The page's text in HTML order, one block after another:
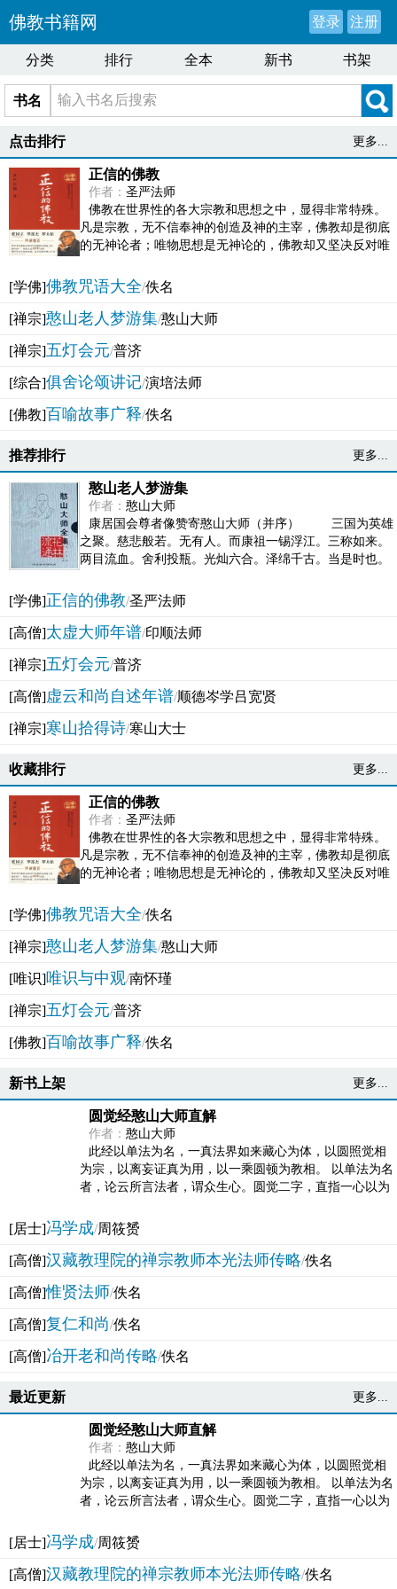
佛教书籍网 登录 注册
分类 排行 全本 新书 书架
书名
点击排行 更多...
正信的佛教
作者： 圣严法师
佛教在世界性的各大宗教和思想之中，显得非常特殊。
凡是宗教，无不信奉神的创造及神的主宰，佛教却是彻底
的无神论者；唯物思想是无神论的，佛教却又坚决反对唯
[学佛]佛教咒语大全/佚名
[禅宗]憨山老人梦游集/憨山大师
[禅宗]五灯会元/普济
[综合]俱舍论颂讲记/演培法师
[佛教]百喻故事广释/佚名
推荐排行 更多...
憨山老人梦游集
作者： 憨山大师
康居国会尊者像赞寄憨山大师（并序） 三国为英雄
之聚。慈悲般若。无有人。而康祖一锡浮江。三称如来。
两目流血。舍利投瓶。光灿六合。泽绵千古。当是时也。
[学佛]正信的佛教/圣严法师
[高僧]太虚大师年谱/印顺法师
[禅宗]五灯会元/普济
[高僧]虚云和尚自述年谱/顺德岑学吕宽贤
[禅宗]寒山拾得诗/寒山大士
收藏排行 更多...
正信的佛教
作者： 圣严法师
佛教在世界性的各大宗教和思想之中，显得非常特殊。
凡是宗教，无不信奉神的创造及神的主宰，佛教却是彻底
的无神论者；唯物思想是无神论的，佛教却又坚决反对唯
[学佛]佛教咒语大全/佚名
[禅宗]憨山老人梦游集/憨山大师
[唯识]唯识与中观/南怀瑾
[禅宗]五灯会元/普济
[佛教]百喻故事广释/佚名
新书上架 更多...
圆觉经憨山大师直解
作者： 憨山大师
此经以单法为名，一真法界如来藏心为体，以圆照觉相
为宗，以离妄证真为用，以一乘圆顿为教相。 以单法为名
者，论云所言法者，谓众生心。圆觉二字，直指一心以为
[居士]冯学成/周筱赟
[高僧]汉藏教理院的禅宗教师本光法师传略/佚名
[高僧]惟贤法师/佚名
[高僧]复仁和尚/佚名
[高僧]冶开老和尚传略/佚名
最近更新 更多...
圆觉经憨山大师直解
作者： 憨山大师
此经以单法为名，一真法界如来藏心为体，以圆照觉相
为宗，以离妄证真为用，以一乘圆顿为教相。 以单法为名
者，论云所言法者，谓众生心。圆觉二字，直指一心以为
[居士]冯学成/周筱赟
[高僧]汉藏教理院的禅宗教师本光法师传略/佚名